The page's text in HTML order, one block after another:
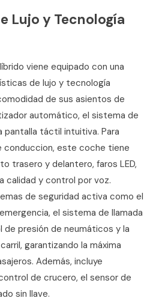
Lujo y Tecnología
viene equipado con una
de lujo y tecnología
de sus asientos de
automático, el sistema de
pantalla táctil intuitiva. Para
conduccion, este coche tiene
trasero y delantero, faros LED,
calidad y control por voz.
de seguridad activa como el
el sistema de llamada
presión de neumáticos y la
garantizando la máxima
Además, incluye
de crucero, el sensor de
sin llave.